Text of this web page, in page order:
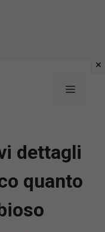
Menu
dettagli
quanto